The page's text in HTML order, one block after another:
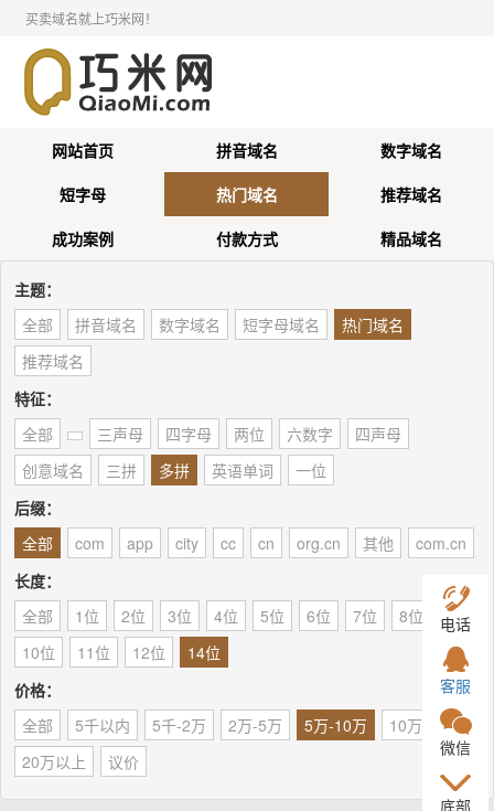
买卖域名就上巧米网！
网站首页 拼音域名
数字域名
短字母
热门域名
推荐域名
成功案例
付款方式 精品域名
主题：
全部
拼音域名 数字域名 短字母域名
热门域名
推荐域名
特征：
全部
三声母 四字母 两位 六数字
四声母
创意域名
三拼 多拼 英语单词
一位
后缀：
全部
com app city cc cn org.cn 其他
com.cn
长度：
全部
1位 2位 3位 4位 5位 6位 7位 8位
9位
10位
11位 12位
14位
价格：
全部
5千以内 5千-2万 2万-5万 5万-10万
10万-20万
20万以上
议价
电话
客服
微信
底部